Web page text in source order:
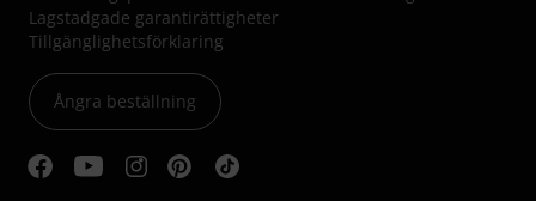
Lagstadgade garantirättigheter
Tillgänglighetsförklaring
Ångra beställning